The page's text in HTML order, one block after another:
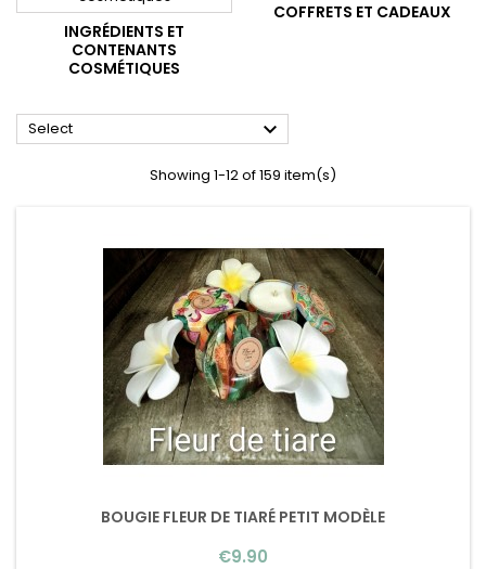
INGRÉDIENTS ET
CONTENANTS
COSMÉTIQUES
COFFRETS ET CADEAUX
Select 
Showing 1-12 of 159 item(s)
BOUGIE FLEUR DE TIARÉ PETIT MODÈLE
Price
€9.90